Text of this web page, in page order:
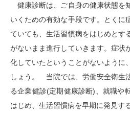
健康診断は、ご自身の健康状態を
いくための有効な手段です。とくに
ていても、生活習慣病をはじめとす
がないまま進行していきます。症状
化していたということがないように
しょう。 当院では、労働安全衛生
る企業健診(定期健康診断)、就職や
はじめ、生活習慣病を早期に発見す